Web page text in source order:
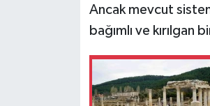
Ancak mevcut
bağımlı ve